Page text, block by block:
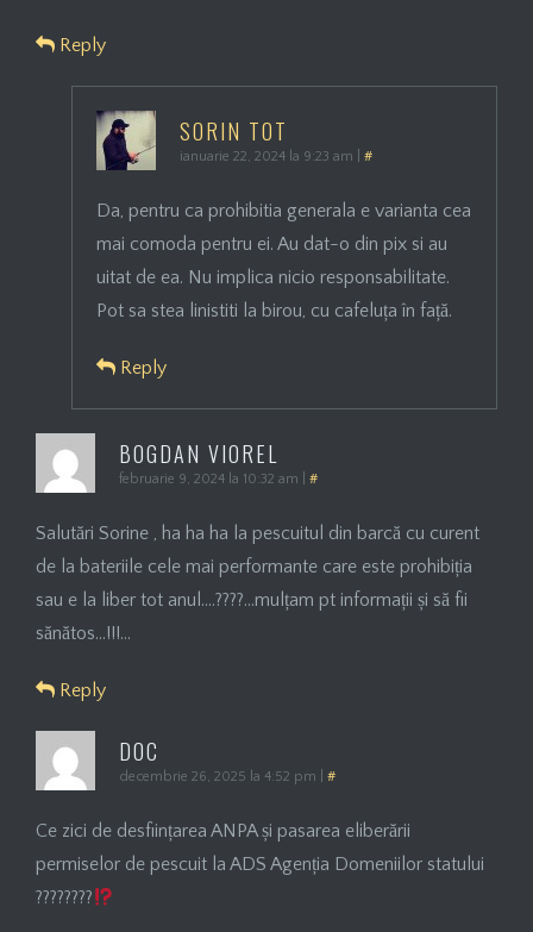
Reply
SORIN TOT
ianuarie 22, 2024 la 9:23 am #
Da, pentru ca prohibitia generala e varianta cea
mai comoda pentru ei. Au dat-o din pix si au
uitat de ea. Nu implica nicio responsabilitate.
Pot sa stea linistiti la birou, cu cafeluța în față.
Reply
BOGDAN VIOREL
februarie 9, 2024 la 10:32 am #
Salutări Sorine , ha ha ha la pescuitul din barcă cu curent
de la bateriile cele mai performante care este prohibiția
sau e la liber tot anul….????…mulțam pt informații și să fii
sănătos…!!!…
Reply
DOC
decembrie 26, 2025 la 4:52 pm #
Ce zici de desființarea ANPA și pasarea eliberării
permiselor de pescuit la ADS Agenția Domeniilor statului
????????